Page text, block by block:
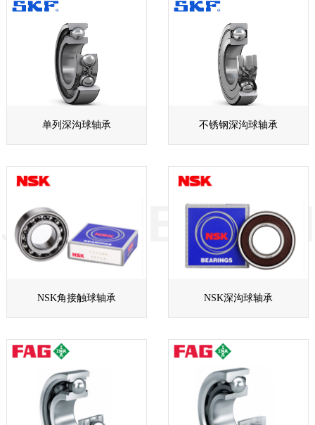
单列深沟球轴承 不锈钢深沟球轴承
NSK角接触球轴承 NSK深沟球轴承